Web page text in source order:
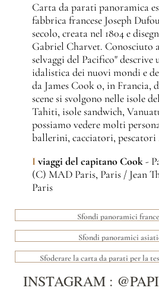
Carta da parati panoramica
fabbrica francese Joseph
secolo, creata nel 1804 e
Gabriel Charvet. Conosciuto
selvaggi del Pacifico" descrive
idalistica dei nuovi mondi e
da James Cook o, in Francia,
scene si svolgono nelle isole
Tahiti, isole sandwich,
possiamo vedere molti
ballerini, cacciatori, pescatori
I viaggi del capitano Cook-
(C) MAD Paris, Paris / Jean
Paris
Sfondi panoramici
Sfondi panoramici
Sfoderare la carta da parati per la
INSTAGRAM :